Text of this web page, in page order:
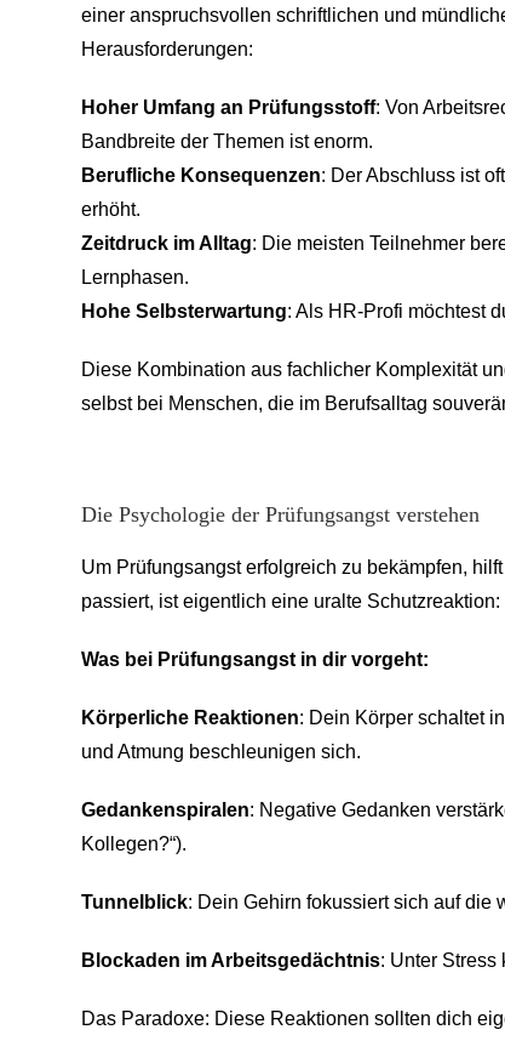
einer anspruchsvollen schriftlichen und
Herausforderungen:
Hoher Umfang an Prüfungsstoff: Von
Bandbreite der Themen ist enorm.
Berufliche Konsequenzen: Der Abschluss ist
erhöht.
Zeitdruck im Alltag: Die meisten Teilnehmer
Lernphasen.
Hohe Selbsterwartung: Als HR-Profi möchtest
Diese Kombination aus fachlicher Komplexität
selbst bei Menschen, die im Berufsalltag
Die Psychologie der Prüfungsangst verstehen
Um Prüfungsangst erfolgreich zu bekämpfen,
passiert, ist eigentlich eine uralte Schutzreaktion:
Was bei Prüfungsangst in dir vorgeht:
Körperliche Reaktionen: Dein Körper schaltet
und Atmung beschleunigen sich.
Gedankenspiralen: Negative Gedanken
Kollegen?“).
Tunnelblick: Dein Gehirn fokussiert sich auf die
Blockaden im Arbeitsgedächtnis: Unter Stress
Das Paradoxe: Diese Reaktionen sollten dich